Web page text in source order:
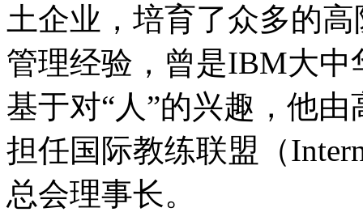
土企业，培育了众多的
管理经验，曾是IBM大
基于对“人”的兴趣，他
担任国际教练联盟（
总会理事长。